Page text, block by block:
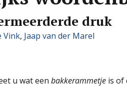
druk
Vink, Jaap van der Marel
u wat een bakkerammetje is of